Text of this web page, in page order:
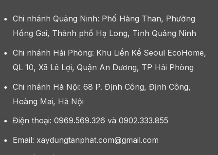
Chi nhánh Quảng Ninh: Phố Hàng Than, Phường
Hồng Gai, Thành phố Hạ Long, Tỉnh Quảng Ninh
Chi nhánh Hải Phòng: Khu Liền Kề Seoul EcoHome,
QL 10, Xã Lê Lợi, Quận An Dương, TP Hải Phòng
Chi nhánh Hà Nội: 68 P. Định Công, Định Công,
Hoàng Mai, Hà Nội
Điện thoại: 0969.569.326 và 0902.333.855
Email: xaydungtanphat.com@gmail.com